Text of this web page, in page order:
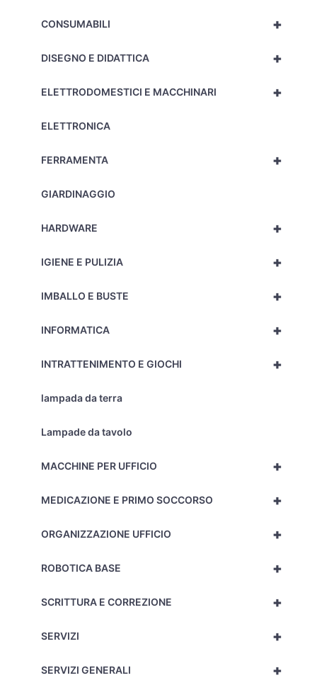
+
CONSUMABILI
+
DISEGNO E DIDATTICA
+
ELETTRODOMESTICI E MACCHINARI
ELETTRONICA
+
FERRAMENTA
GIARDINAGGIO
+
HARDWARE
+
IGIENE E PULIZIA
+
IMBALLO E BUSTE
+
INFORMATICA
+
INTRATTENIMENTO E GIOCHI
lampada da terra
Lampade da tavolo
+
MACCHINE PER UFFICIO
+
MEDICAZIONE E PRIMO SOCCORSO
+
ORGANIZZAZIONE UFFICIO
+
ROBOTICA BASE
+
SCRITTURA E CORREZIONE
+
SERVIZI
+
SERVIZI GENERALI